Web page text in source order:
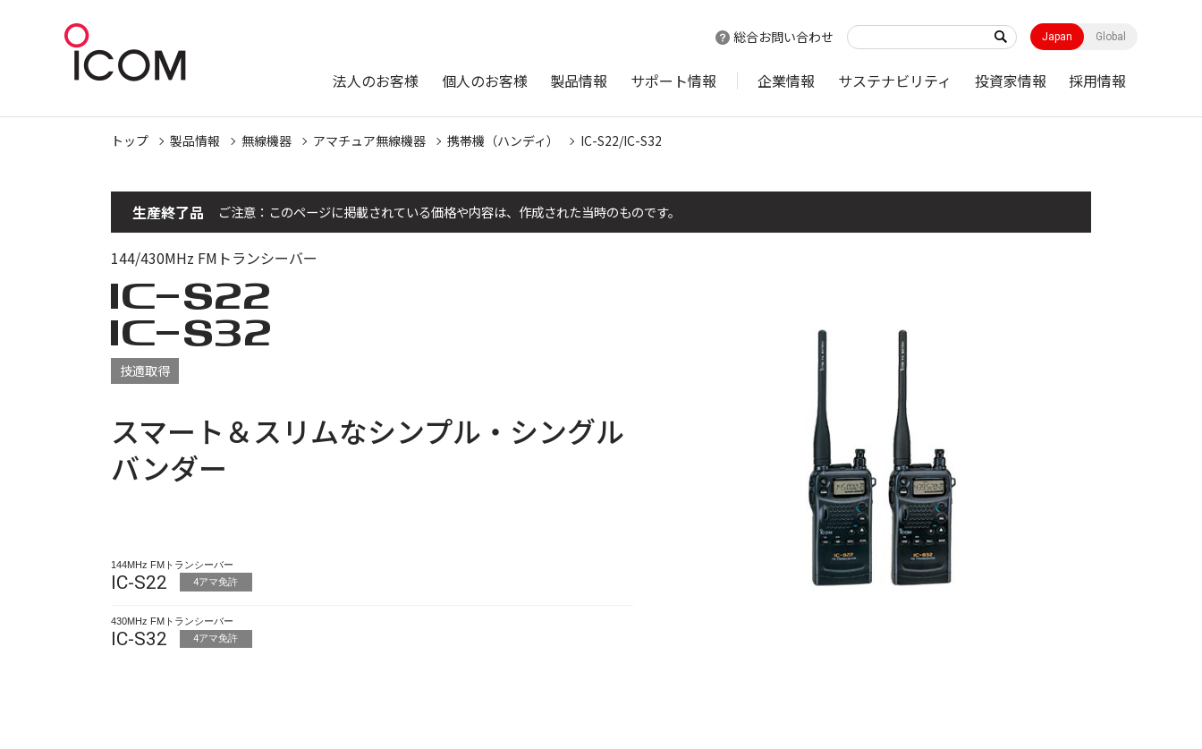
総合お問い合わせ Japan Global
法人のお客様 個人のお客様 製品情報 サポート情報 企業情報 サステナビリティ 投資家情報 採用情報
トップ 製品情報 無線機器 アマチュア無線機器 携帯機（ハンディ） IC-S22/IC-S32
生産終了品 ご注意：このページに掲載されている価格や内容は、作成された当時のものです。
144/430MHz FMトランシーバー
IC-S22
IC-S32
技適取得
スマート＆スリムなシンプル・シングル
バンダー
144MHz FMトランシーバー
IC-S22 4アマ免許
430MHz FMトランシーバー
IC-S32 4アマ免許